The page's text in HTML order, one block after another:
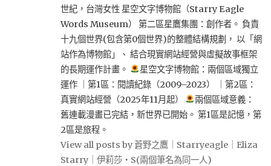
世紀，台灣女性 星空文字博物館（Starry Eagle
Words Museum） 第二區星鷹集團：創作者。 負責
十九個世界(包含第0個世界)的整體結構規劃， 以「網
站作為博物館」、 結合現實網站經營與虛擬故事框架
的長期運作計畫。
星空文字博物館：兩個區域獨立
運作 ｜第1區：閱讀紀錄（2009–2023） ｜第2區：
真實網站經營（2025年11月起）
兩個區域意義：
舊連載漫畫已完結，新世界已開始。 第1區是記憶，第
2區是旅程。
View all posts by 蒼野之鷹｜Starryeagle｜Eliza
Starry｜伊莉莎・S(兩個筆名為同一人)